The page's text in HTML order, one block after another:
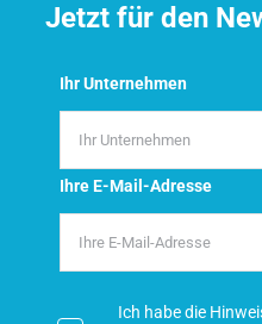
Jetzt für den
Ihr Unternehmen
Ihre E-Mail-Adresse
Ich habe die